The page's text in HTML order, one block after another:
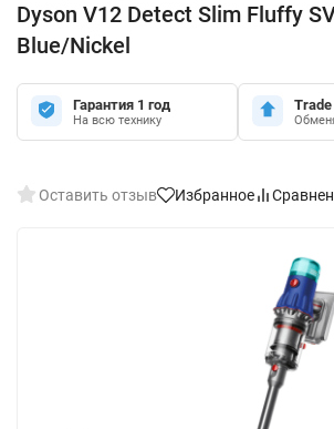
Dyson V12 Detect Slim Fluffy
Blue/Nickel
Гарантия 1 год
На всю технику
Trade
Оставить отзыв Избранное